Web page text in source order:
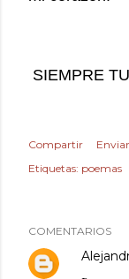
SIEMPRE
Compartir
Etiquetas: poemas
COMENTARIOS